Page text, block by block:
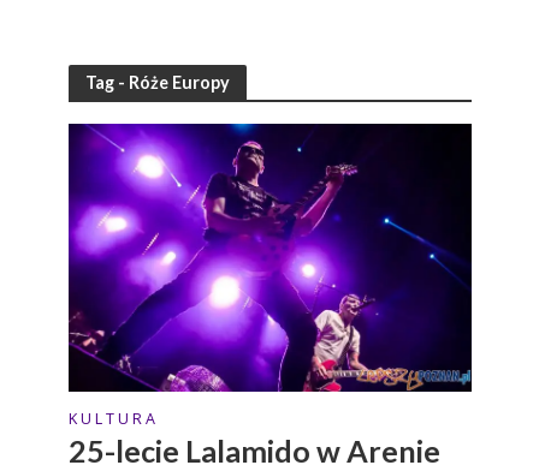
Tag - Róże Europy
K U L T U R A
25-lecie Lalamido w Arenie